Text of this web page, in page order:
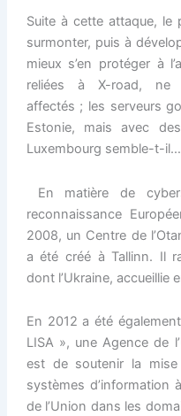
Suite à cette attaque, le
surmonter, puis à
mieux s’en protéger à
reliées à X-road, ne
affectés ; les serveurs
Estonie, mais avec
Luxembourg semble-t-il…
En matière de
reconnaissance
2008, un Centre de
a été créé à Tallinn. Il
dont l’Ukraine, accueillie
En 2012 a été
LISA », une Agence de
est de soutenir la
systèmes d’information
de l’Union dans les